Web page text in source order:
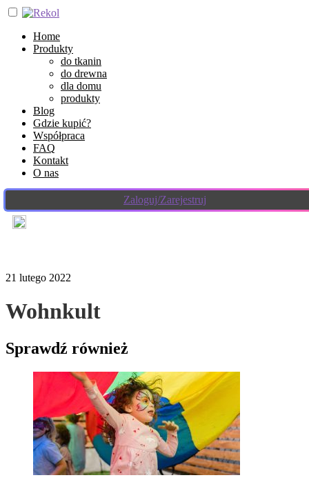
Home
Produkty
do tkanin
do drewna
dla domu
produkty
Blog
Gdzie kupić?
Współpraca
FAQ
Kontakt
O nas
Zaloguj/Zarejestruj
21 lutego 2022
Wohnkult
Sprawdź również